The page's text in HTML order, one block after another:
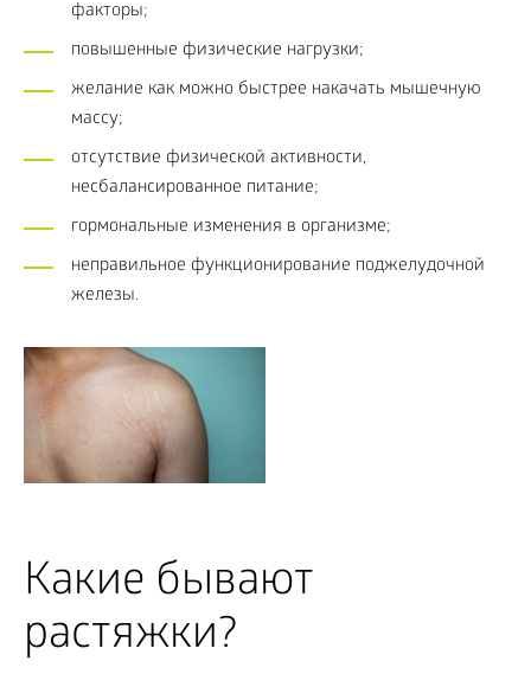
факторы;
повышенные физические нагрузки;
желание как можно быстрее накачать мышечную
массу;
отсутствие физической активности,
несбалансированное питание;
гормональные изменения в организме;
неправильное функционирование поджелудочной
железы.
Какие бывают
растяжки?